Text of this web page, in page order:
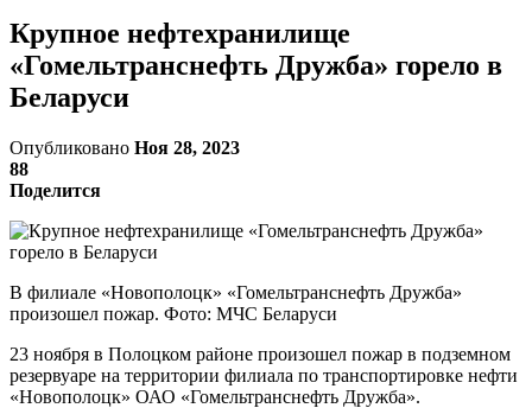
Крупное нефтехранилище
«Гомельтранснефть Дружба» горело в
Беларуси
Опубликовано Ноя 28, 2023
88
Поделится
В филиале «Новополоцк» «Гомельтранснефть Дружба»
произошел пожар. Фото: МЧС Беларуси
23 ноября в Полоцком районе произошел пожар в подземном
резервуаре на территории филиала по транспортировке нефти
«Новополоцк» ОАО «Гомельтранснефть Дружба».